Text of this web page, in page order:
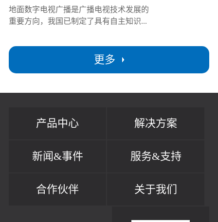
更多
地面数字电视广播是广播电视技术发展的
重要方向，我国已制定了具有自主知识...
产品中心 解决方案
新闻&事件 服务&支持
合作伙伴 关于我们